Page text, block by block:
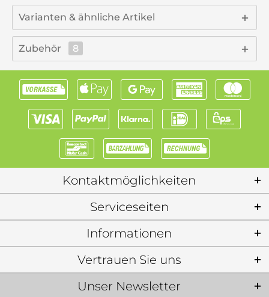
Varianten & ähnliche Artikel
Zubehör 8
Kontaktmöglichkeiten
Serviceseiten
Informationen
Unser Newsletter
Vertrauen Sie uns